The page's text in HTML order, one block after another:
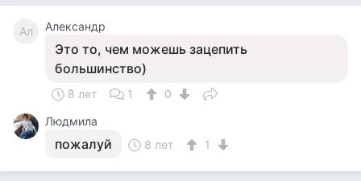
Ал Александр
Это то, чем можешь зацепить
большинство)
8 лет 1
0
Людмила
пожалуй 8 лет 1